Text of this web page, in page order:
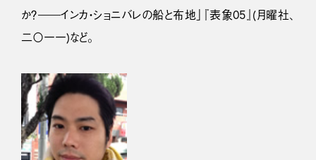
か？――インカ・ショニバレの船と布地」『表象05』(月曜社、
二〇一一)など。